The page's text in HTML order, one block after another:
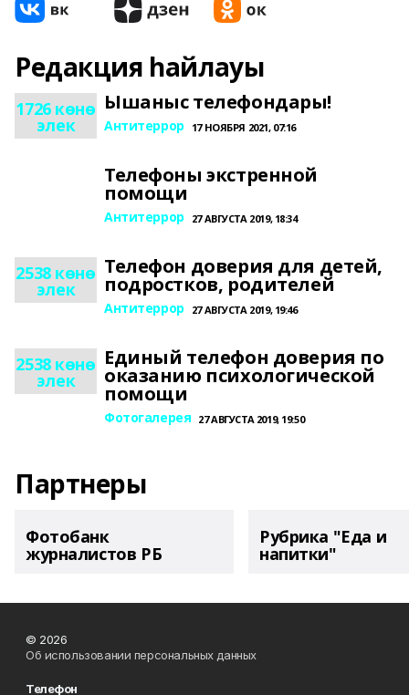
Редакция һайлауы
1726 көнө
элек
Ышаныс телефондары!
Антитеррор 17 НОЯБРЯ 2021, 07:16
Телефоны экстренной
помощи
Антитеррор 27 АВГУСТА 2019, 18:34
2538 көнө
элек
Телефон доверия для детей,
подростков, родителей
Антитеррор 27 АВГУСТА 2019, 19:46
2538 көнө
элек
Единый телефон доверия по
оказанию психологической
помощи
Фотогалерея 27 АВГУСТА 2019, 19:50
Партнеры
Фотобанк
журналистов РБ
Рубрика "Еда и
напитки"
© 2026
Об использовании персональных данных
Телефон